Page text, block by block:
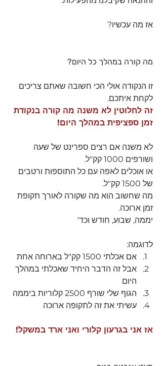
אז מה עכשיו?
מה קורה במהלך כל היום?
זו הנקודה אולי הכי חשובה שאתם צריכים
לקחת איתכם.
זה לחלוטין לא משנה מה קורה בנקודת
זמן ספציפית במהלך היום!
לא משנה אם רצים ספרינט של שעה
ושורפים 1000 קק"ל.
או אוכלים לאפה עם כל התוספות ורטבים
של 1500 קק"ל.
מה שחשוב הוא מה שקורה לאורך תקופת
זמן ארוכה.
יממה, שבוע, חודש וכד'
לדוגמה:
אם אכלתי 1500 קק"ל בארוחה אחת
אבל זה הדבר היחיד שאכלתי במהלך
היום
הגוף שלי שורף 2500 קלוריות ביממה
עשיתי את זה לתקופה ארוכה
אז אני בגרעון קלורי ואני ארד במשקל!